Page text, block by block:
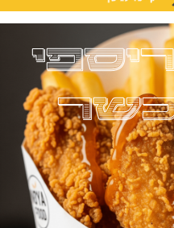
כשר